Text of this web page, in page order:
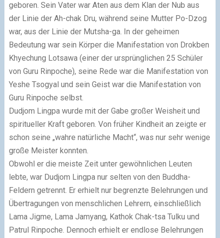
geboren. Sein Vater war Aten aus dem Klan der Nub aus
der Linie der Ah-chak Dru, während seine Mutter Po-Dzog
war, aus der Linie der Mutsha-ga. In der geheimen
Bedeutung war sein Körper die Manifestation von Drokben
Khyechung Lotsawa (einer der ursprünglichen 25 Schüler
von Guru Rinpoche), seine Rede war die Manifestation von
Yeshe Tsogyal und sein Geist war die Manifestation von
Guru Rinpoche selbst.
Dudjom Lingpa wurde mit der Gabe großer Weisheit und
spiritueller Kraft geboren. Von früher Kindheit an zeigte er
schon seine „wahre natürliche Macht“, was nur sehr wenige
große Meister konnten.
Obwohl er die meiste Zeit unter gewöhnlichen Leuten
lebte, war Dudjom Lingpa nur selten von den Buddha-
Feldern getrennt. Er erhielt nur begrenzte Belehrungen und
Übertragungen von menschlichen Lehrern, einschließlich
Lama Jigme, Lama Jamyang, Kathok Chak-tsa Tulku und
Patrul Rinpoche. Dennoch erhielt er endlose Belehrungen